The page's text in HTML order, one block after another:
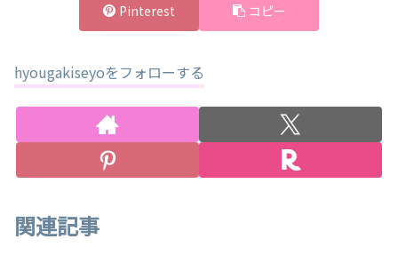
Pinterest コピー
hyougakiseyoをフォローする
関連記事